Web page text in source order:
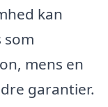
kan
som
mens en
garantier.